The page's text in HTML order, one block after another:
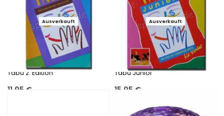
Ausverkauft
Tabu 2. Edition
11,95 €
Ausverkauft
Tabu Junior
15,95 €